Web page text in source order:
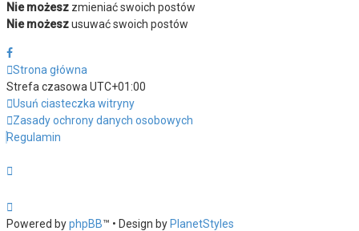
Nie możesz zmieniać swoich postów
Nie możeszusuwać swoich postów
Strona główna
Strefa czasowa UTC+01:00
Usuń ciasteczka witryny
Zasady ochrony danych osobowych
Regulamin
Powered byphpBB™ • Design by PlanetStyles